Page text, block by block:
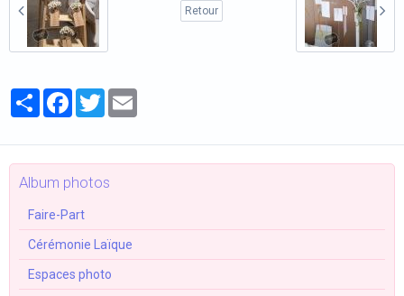
Retour
PartagerFacebook
Twitter
Album photos
Faire-Part
Cérémonie Laïque
Espaces photo